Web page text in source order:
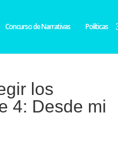
Concurso de Narrativas Políticas
los
4: Desde mi